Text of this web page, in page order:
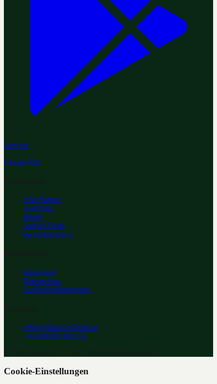
Jetzt bei
Google Play
Alle Partner
Golfclubs
Hotels
Special Deals
So funktioniert's
Impressum
Datenschutz
Einlösebestimmungen
office@fairway2hotel.at
+43 699 811 802 16
Cookie-Einstellungen